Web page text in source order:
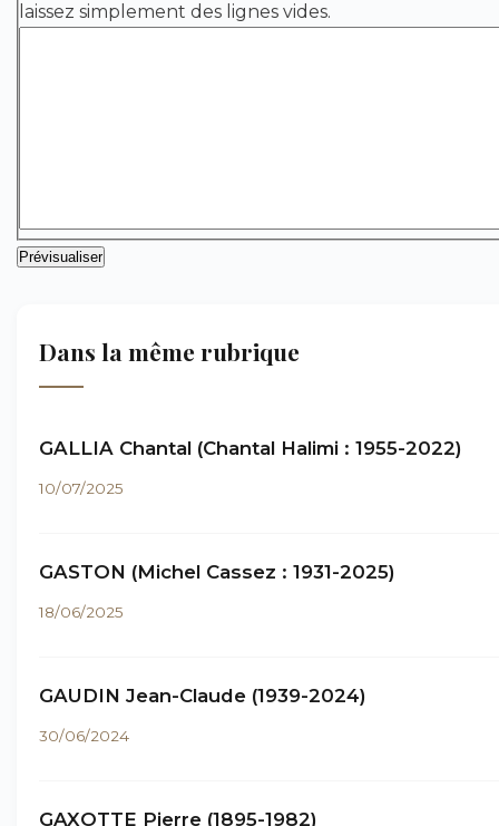
laissez simplement des lignes vides.
Dans la même rubrique
GALLIA Chantal (Chantal Halimi : 1955-2022)
10/07/2025
GASTON (Michel Cassez : 1931-2025)
18/06/2025
GAUDIN Jean-Claude (1939-2024)
30/06/2024
GAXOTTE Pierre (1895-1982)